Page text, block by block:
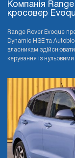
Компанія
кросовер
Range Rover Evoque
Dynamic HSE та
власникам
керування із